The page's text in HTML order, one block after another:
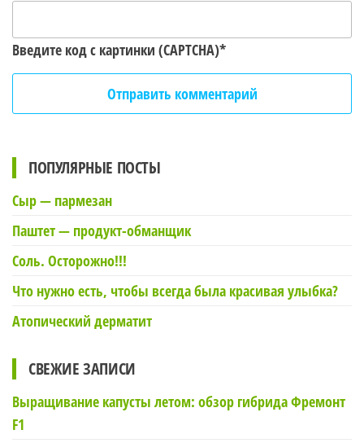
Введите код с картинки (CAPTCHA)*
ПОПУЛЯРНЫЕ ПОСТЫ
Сыр — пармезан
Паштет — продукт-обманщик
Соль. Осторожно!!!
Что нужно есть, чтобы всегда была красивая улыбка?
Атопический дерматит
СВЕЖИЕ ЗАПИСИ
Выращивание капусты летом: обзор гибрида Фремонт
F1